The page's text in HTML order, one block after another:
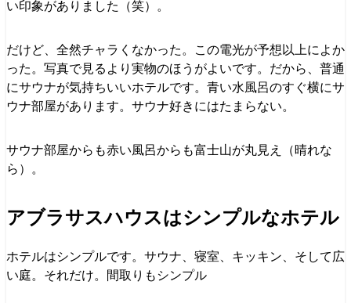
い印象がありました（笑）。
だけど、全然チャラくなかった。この電光が予想以上によか
った。写真で見るより実物のほうがよいです。だから、普通
にサウナが気持ちいいホテルです。青い水風呂のすぐ横にサ
ウナ部屋があります。サウナ好きにはたまらない。
サウナ部屋からも赤い風呂からも富士山が丸見え（晴れな
ら）。
アブラサスハウスはシンプルなホテル
ホテルはシンプルです。サウナ、寝室、キッキン、そして広
い庭。それだけ。間取りもシンプル